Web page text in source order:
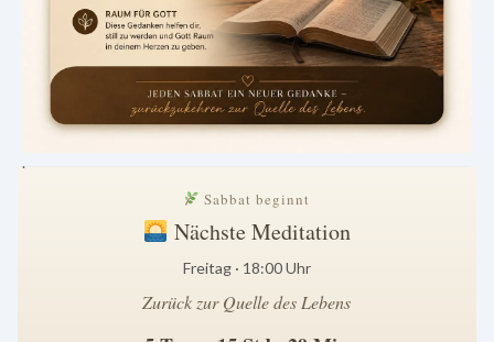
.
Sabbat beginnt
Nächste Meditation
Freitag · 18:00 Uhr
Zurück zur Quelle des Lebens